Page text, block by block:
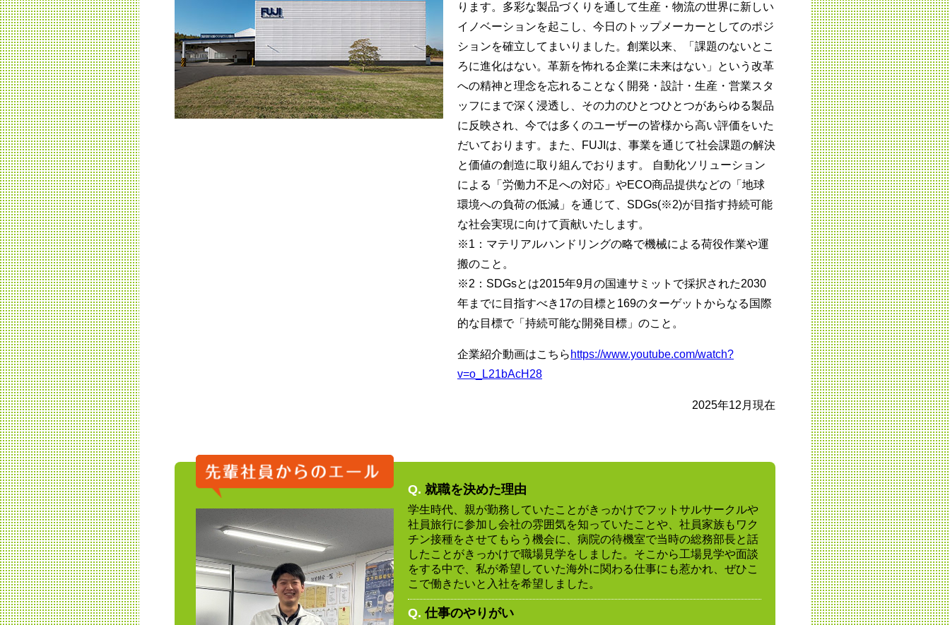
ります。多彩な製品づくりを通して生産・物流の世界に新しい
イノベーションを起こし、今日のトップメーカーとしてのポジ
ションを確立してまいりました。創業以来、「課題のないとこ
ろに進化はない。革新を怖れる企業に未来はない」という改革
への精神と理念を忘れることなく開発・設計・生産・営業スタ
ッフにまで深く浸透し、その力のひとつひとつがあらゆる製品
に反映され、今では多くのユーザーの皆様から高い評価をいた
だいております。また、FUJIは、事業を通じて社会課題の解決
と価値の創造に取り組んでおります。 自動化ソリューション
による「労働力不足への対応」やECO商品提供などの「地球
環境への負荷の低減」を通じて、SDGs(※2)が目指す持続可能
な社会実現に向けて貢献いたします。
※1：マテリアルハンドリングの略で機械による荷役作業や運
搬のこと。
※2：SDGsとは2015年9月の国連サミットで採択された2030
年までに目指すべき17の目標と169のターゲットからなる国際
的な目標で「持続可能な開発目標」のこと。
企業紹介動画はこちら https://www.youtube.com/watch?
v=o_L21bAcH28
2025年12月現在
Q. 就職を決めた理由
学生時代、親が勤務していたことがきっかけでフットサルサークルや
社員旅行に参加し会社の雰囲気を知っていたことや、社員家族もワク
チン接種をさせてもらう機会に、病院の待機室で当時の総務部長と話
したことがきっかけで職場見学をしました。そこから工場見学や面談
をする中で、私が希望していた海外に関わる仕事にも惹かれ、ぜひこ
こで働きたいと入社を希望しました。
Q. 仕事のやりがい